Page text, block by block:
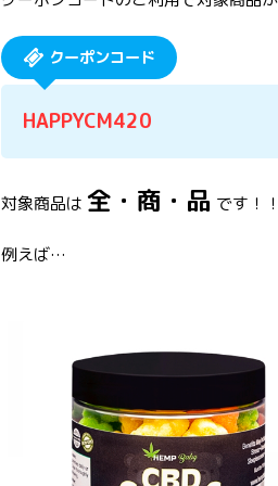
クーポンコード
HAPPYCM420
対象商品は 全・商・品 です！
例えば…